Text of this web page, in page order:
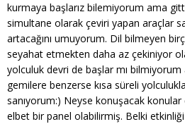
kurmaya başlarız bilemiyorum ama
simultane olarak çeviri yapan araçlar
artacağını umuyorum. Dil bilmeyen
seyahat etmekten daha az çekiniyor
yolculuk devri de başlar mı bilmiyorum
gemilere benzerse kısa süreli
sanıyorum:) Neyse konuşacak
elbet bir panel olabilirmiş. Belki